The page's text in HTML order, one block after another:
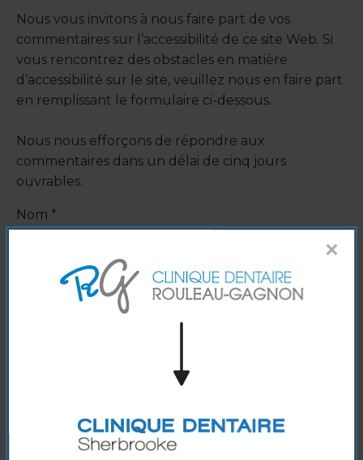
Nous vous invitons à nous faire part de vos
commentaires sur l’accessibilité de ce site Web. Si
vous rencontrez des obstacles en matière
d’accessibilité sur le site, veuillez nous en faire part
en remplissant le formulaire ci-dessous.
Nous nous efforçons de répondre aux
commentaires dans un délai de cinq jours
ouvrables.
Nom *
Prénom *
Numéro de téléphone
×